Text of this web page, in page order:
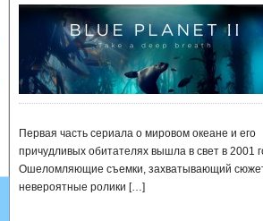
Первая часть сериала о мировом океане и его
причудливых обитателях вышла в свет в 2001
Ошеломляющие съемки, захватывающий
невероятные ролики […]